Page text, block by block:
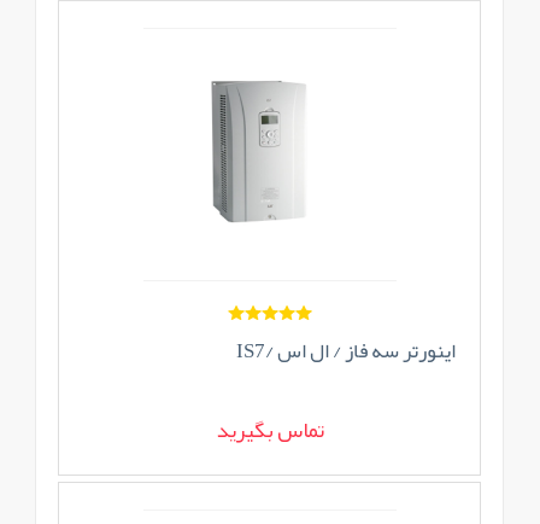
اینورتر سه فاز / ال اس /IS7
تماس بگیرید